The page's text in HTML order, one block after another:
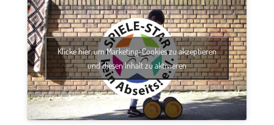
Klicke hier, um Marketing-Cookies zu akzeptieren
und diesen Inhalt zu aktivieren